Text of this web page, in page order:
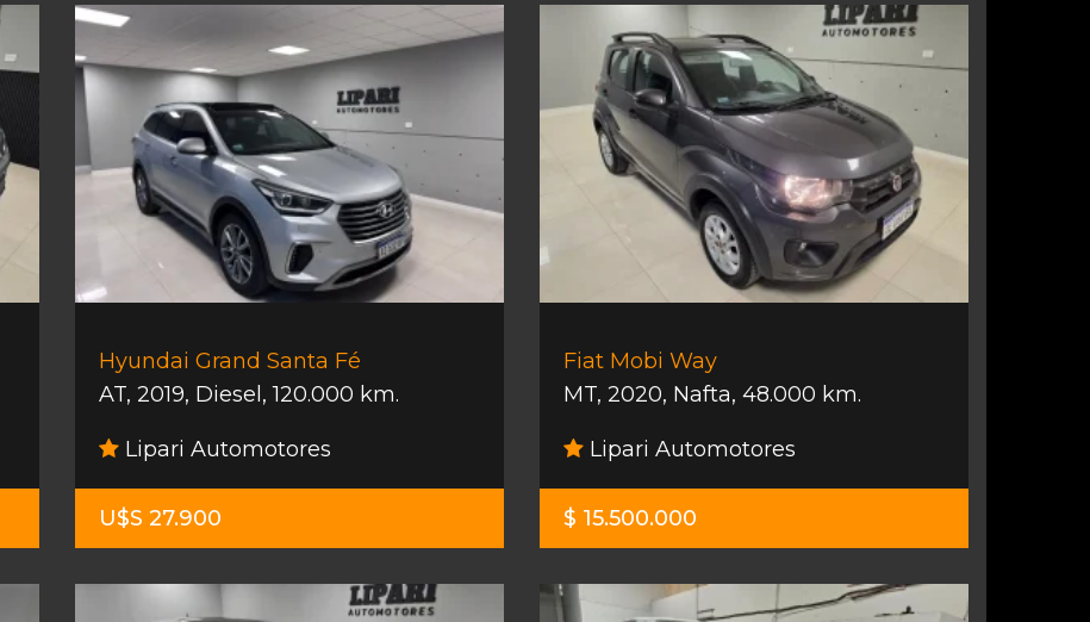
Hyundai Grand Santa Fé
AT, 2019, Diesel ,120.000 km.
Lipari Automotores
U$S 27.900
Fiat Mobi Way
MT, 2020, Nafta, 48.000 km.
Lipari Automotores
$ 15.500.000